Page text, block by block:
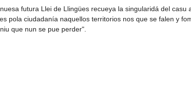
futura Llei de Llingües recueya la singularidá del casu
pola ciudadanía naquellos territorios nos que se falen y
que nun se pue perder".